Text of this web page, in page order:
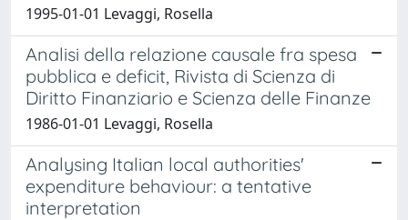
1995-01-01 Levaggi, Rosella
Analisi della relazione causale fra spesa
pubblica e deficit, Rivista di Scienza di
Diritto Finanziario e Scienza delle Finanze
1986-01-01 Levaggi, Rosella
Analysing Italian local authorities'
expenditure behaviour: a tentative
interpretation